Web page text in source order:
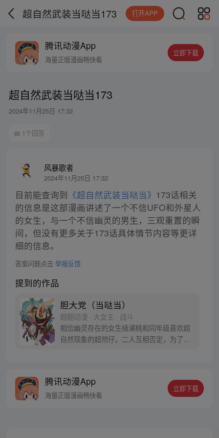
超自然武装当哒当173 打开APP
腾讯动漫App
海量正版漫画畅快看
立即下载
超自然武装当哒当173
2024年11月25日 17:32
1个回答
风暴歌者
2024年11月25日 17:32
目前能查询到 《超自然武装当哒当》 173话相关
的信息是这部漫画讲述了一个不信UFO和外星人
的女生，与一个不信幽灵的男生，三观重置的瞬
间，但没有更多关于173话具体情节内容等更详
细的信息。
答案问题点击 举报反馈
提到的作品
胆大党（当哒当）
翻翻动漫 · 大女主 · 战斗
相信幽灵存在的女生绫濑桃和同年级喜欢超
自然现象的超然仔。二人互相否定，为了让
腾讯动漫App
海量正版漫画畅快看
立即下载